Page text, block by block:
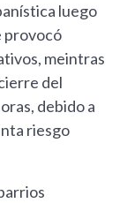
luego
provocó
meintras
del
debido a
riesgo